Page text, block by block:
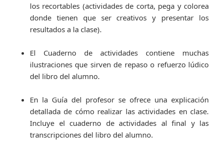
los recortables (actividades de corta, pega y colorea
donde tienen que ser creativos y presentar los
resultados a la clase).
El Cuaderno de actividades contiene muchas
ilustraciones que sirven de repaso o refuerzo lúdico
del libro del alumno.
En la Guía del profesor se ofrece una explicación
detallada de cómo realizar las actividades en clase.
Incluye el cuaderno de actividades al final y las
transcripciones del libro del alumno.